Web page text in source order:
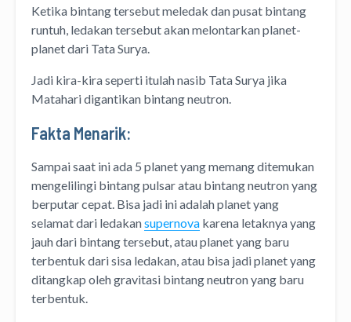
Ketika bintang tersebut meledak dan pusat bintang
runtuh, ledakan tersebut akan melontarkan planet-
planet dari Tata Surya.
Jadi kira-kira seperti itulah nasib Tata Surya jika
Matahari digantikan bintang neutron.
Fakta Menarik:
Sampai saat ini ada 5 planet yang memang ditemukan
mengelilingi bintang pulsar atau bintang neutron yang
berputar cepat. Bisa jadi ini adalah planet yang
selamat dari ledakansupernova karena letaknya yang
jauh dari bintang tersebut, atau planet yang baru
terbentuk dari sisa ledakan, atau bisa jadi planet yang
ditangkap oleh gravitasi bintang neutron yang baru
terbentuk.